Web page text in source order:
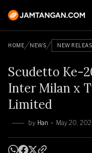
HOME NEWS NEW
Scudetto Ke-
Inter Milan x
Limited
by Han May 20,